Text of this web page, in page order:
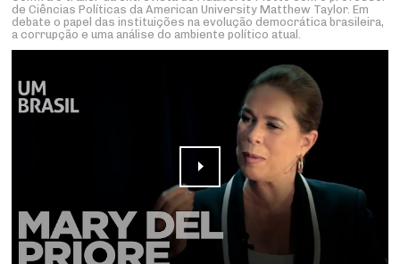
de Ciências Políticas da American University Matthew Taylor. Em
debate o papel das instituições na evolução democrática brasileira,
a corrupção e uma análise do ambiente político atual.